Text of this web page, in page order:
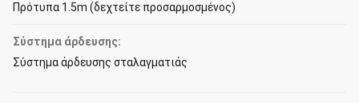
Πρότυπα 1.5m (δεχτείτε προσαρμοσμένος)
Σύστημα άρδευσης:
Σύστημα άρδευσης σταλαγματιάς